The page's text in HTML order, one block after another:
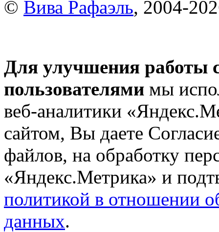
© Вива Рафаэль, 2004-
Для улучшения работы
пользователями мы
веб-аналитики
сайтом, Вы даете
файлов, на обработку
«Яндекс.Метрика» и
политикой в отношении
данных.